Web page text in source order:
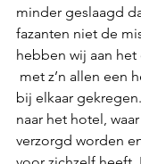
minder geslaagd
fazanten niet de
hebben wij aan
met z’n allen een
bij elkaar
naar het hotel,
verzorgd worden